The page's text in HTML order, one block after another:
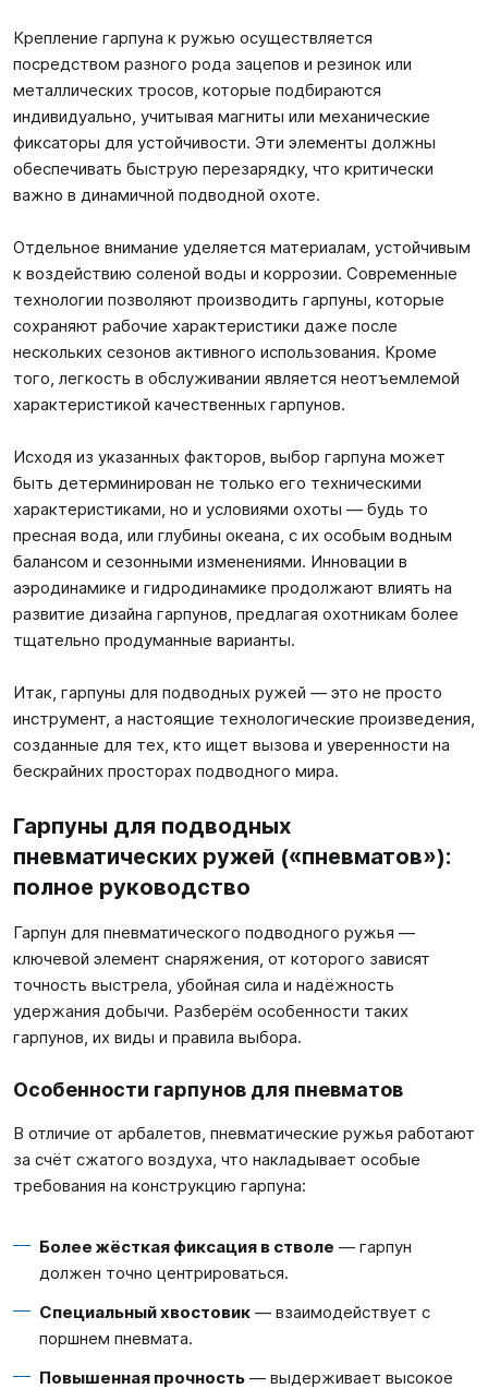
Крепление гарпуна к ружью осуществляется
посредством разного рода зацепов и резинок или
металлических тросов, которые подбираются
индивидуально, учитывая магниты или механические
фиксаторы для устойчивости. Эти элементы должны
обеспечивать быструю перезарядку, что критически
важно в динамичной подводной охоте.
Отдельное внимание уделяется материалам, устойчивым
к воздействию соленой воды и коррозии. Современные
технологии позволяют производить гарпуны, которые
сохраняют рабочие характеристики даже после
нескольких сезонов активного использования. Кроме
того, легкость в обслуживании является неотъемлемой
характеристикой качественных гарпунов.
Исходя из указанных факторов, выбор гарпуна может
быть детерминирован не только его техническими
характеристиками, но и условиями охоты — будь то
пресная вода, или глубины океана, с их особым водным
балансом и сезонными изменениями. Инновации в
аэродинамике и гидродинамике продолжают влиять на
развитие дизайна гарпунов, предлагая охотникам более
тщательно продуманные варианты.
Итак, гарпуны для подводных ружей — это не просто
инструмент, а настоящие технологические произведения,
созданные для тех, кто ищет вызова и уверенности на
бескрайних просторах подводного мира.
Гарпуны для подводных
пневматических ружей («пневматов»):
полное руководство
Гарпун для пневматического подводного ружья —
ключевой элемент снаряжения, от которого зависят
точность выстрела, убойная сила и надёжность
удержания добычи. Разберём особенности таких
гарпунов, их виды и правила выбора.
Особенности гарпунов для пневматов
В отличие от арбалетов, пневматические ружья работают
за счёт сжатого воздуха, что накладывает особые
требования на конструкцию гарпуна:
Более жёсткая фиксация в стволе — гарпун
должен точно центрироваться.
Специальный хвостовик — взаимодействует с
поршнем пневмата.
Повышенная прочность — выдерживает высокое